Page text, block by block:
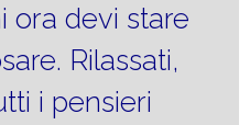
ora devi stare
Rilassati,
i pensieri